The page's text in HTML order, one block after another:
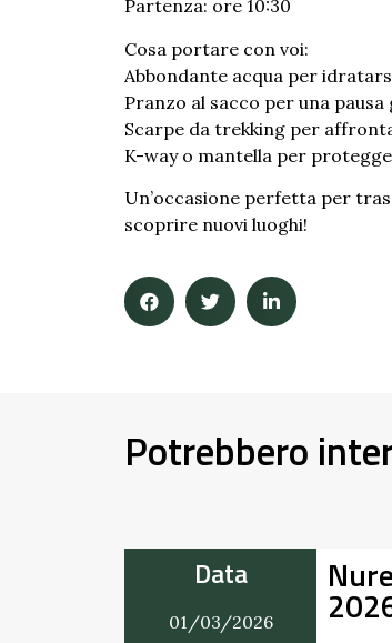
Partenza: ore 10:30
Cosa portare con voi:
Abbondante acqua per
Pranzo al sacco per una pausa
Scarpe da trekking per
K-way o mantella per
Un’occasione perfetta per
scoprire nuovi luoghi!
Potrebbero
in Movimento
01/